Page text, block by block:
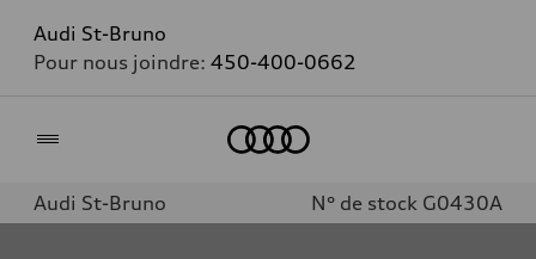
Audi St-Bruno
Pour nous joindre: 450-400-0662
Audi St-Bruno N° de stock G0430A